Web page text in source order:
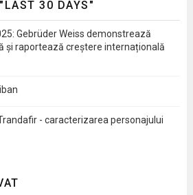
30 DAYS"
Gebrüder Weiss demonstrează
și raportează creștere internațională
- caracterizarea personajului